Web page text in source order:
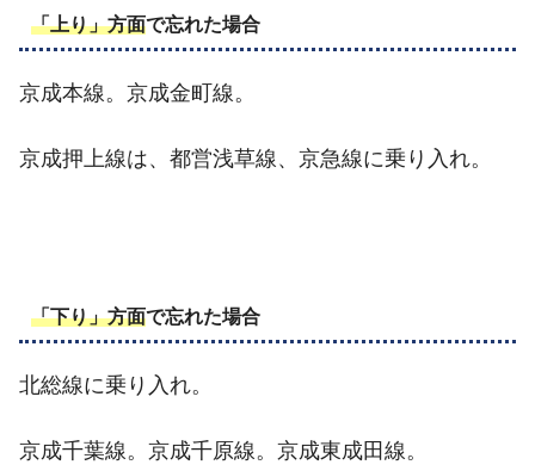
「上り」方面で忘れた場合
京成本線。京成金町線。
京成押上線は、都営浅草線、京急線に乗り入れ。
「下り」方面で忘れた場合
北総線に乗り入れ。
京成千葉線。京成千原線。京成東成田線。